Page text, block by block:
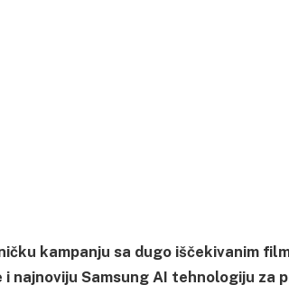
kampanju sa dugo iščekivanim
najnoviju Samsung AI tehnologiju za